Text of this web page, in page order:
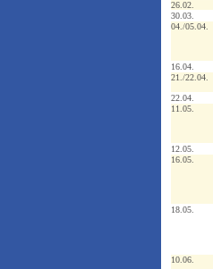
26.02.
30.03.
04./05.04.
16.04.
21./22.04.
22.04.
11.05.
12.05.
16.05.
18.05.
10.06.